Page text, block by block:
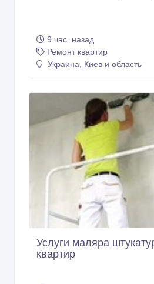
9 час. назад
Ремонт квартир
Украина, Киев и область
Услуги маляра
квартир